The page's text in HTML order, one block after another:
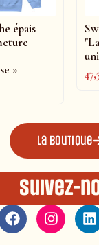
épais
»
La boutique
Suivez-